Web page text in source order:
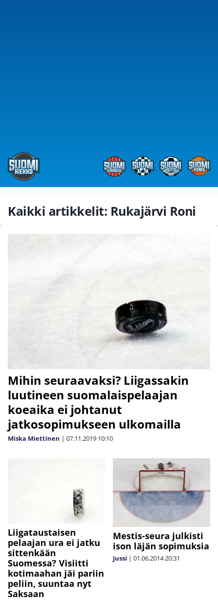
Kaikki artikkelit: Rukajärvi Roni
Mihin seuraavaksi? Liigassakin
luutineen suomalaispelaajan
koeaika ei johtanut
jatkosopimukseen ulkomailla
Miska Miettinen | 07.11.2019 10:10
Liigataustaisen
pelaajan ura ei jatku
sittenkään
Suomessa? Visiitti
kotimaahan jäi pariin
peliin, suuntaa nyt
Saksaan
Mestis-seura julkisti
ison läjän sopimuksia
Jussi | 01.06.201420:31